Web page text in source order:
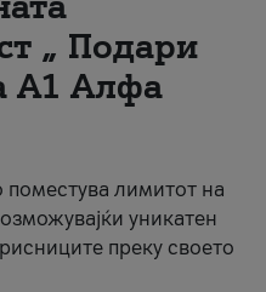
„ Подари
А1 Алфа
поместува лимитот на
уникатен
преку своето